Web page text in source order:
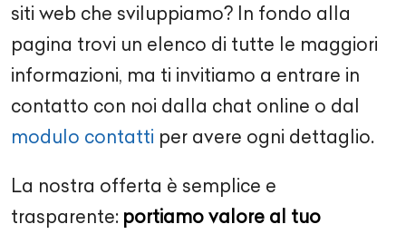
siti web che sviluppiamo? In fondo alla
pagina trovi un elenco di tutte le maggiori
informazioni, ma ti invitiamo a entrare in
contatto con noi dalla chat online o dal
modulo contatti per avere ogni dettaglio.
La nostra offerta è semplice e
trasparente: portiamo valore al tuo